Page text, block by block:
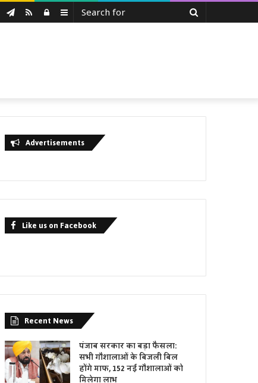
Sidebar
Log
RSS
Telegram
Advertisements
Like us on Facebook
Recent News
पंजाब सरकार का बड़ा फैसला:
सभी गौशालाओं के बिजली बिल
होंगे माफ, 152 नई गौशालाओं को
मिलेगा लाभ